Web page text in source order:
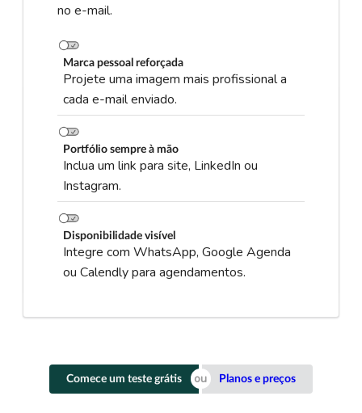
no e-mail.
Marca pessoal reforçada
Projete uma imagem mais profissional a
cada e-mail enviado.
Portfólio sempre à mão
Inclua um link para site, LinkedIn ou
Instagram.
Disponibilidade visível
Integre com WhatsApp, Google Agenda
ou Calendly para agendamentos.
Comece um teste grátis Planos e preços